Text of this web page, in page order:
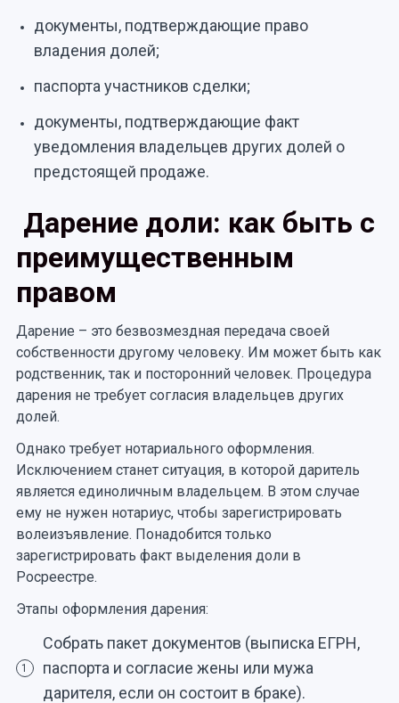
документы, подтверждающие право
владения долей;
паспорта участников сделки;
документы, подтверждающие факт
уведомления владельцев других долей о
предстоящей продаже.
Дарение доли: как быть с
преимущественным
правом
Дарение – это безвозмездная передача своей
собственности другому человеку. Им может быть как
родственник, так и посторонний человек. Процедура
дарения не требует согласия владельцев других
долей.
Однако требует нотариального оформления.
Исключением станет ситуация, в которой даритель
является единоличным владельцем. В этом случае
ему не нужен нотариус, чтобы зарегистрировать
волеизъявление. Понадобится только
зарегистрировать факт выделения доли в
Росреестре.
Этапы оформления дарения:
1
Собрать пакет документов (выписка ЕГРН,
паспорта и согласие жены или мужа
дарителя, если он состоит в браке).